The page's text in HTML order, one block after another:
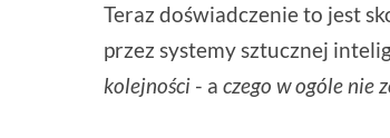
Teraz doświadczenie to jest
przez systemy sztucznej
kolejności - aczego w ogóle nie